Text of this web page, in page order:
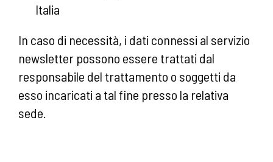
Italia
In caso di necessità, i dati connessi al servizio
newsletter possono essere trattati dal
responsabile del trattamento o soggetti da
esso incaricati a tal fine presso la relativa
sede.